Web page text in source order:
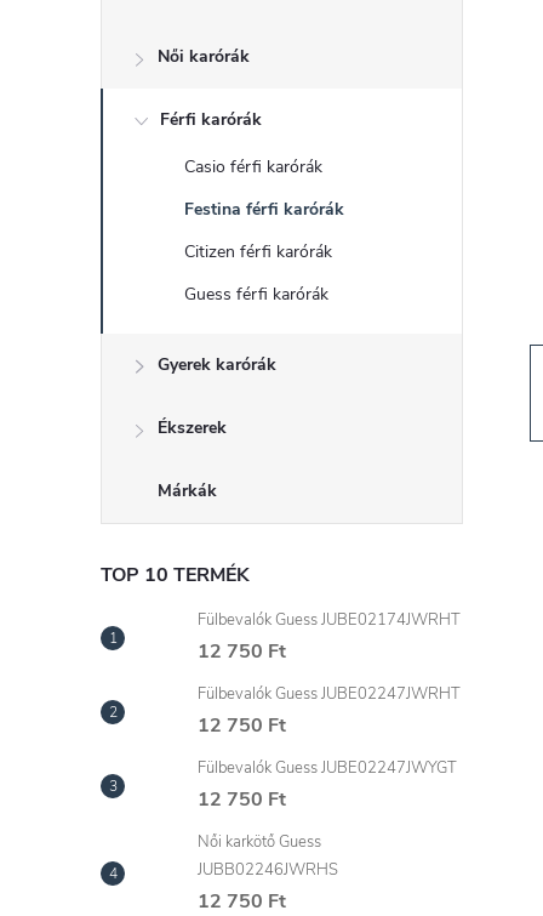
d
ó
n
e
l
Női karórák
Férfi karórák
Casio férfi karórák
Festina férfi karórák
Citizen férfi karórák
Guess férfi karórák
Gyerek karórák
Ékszerek
Márkák
TOP 10 TERMÉK
Fülbevalók Guess JUBE02174JWRHT
12 750 Ft
Fülbevalók Guess JUBE02247JWRHT
12 750 Ft
Fülbevalók Guess JUBE02247JWYGT
12 750 Ft
Női karkötő Guess
JUBB02246JWRHS
12 750 Ft